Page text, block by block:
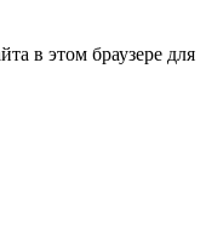
в этом браузере для